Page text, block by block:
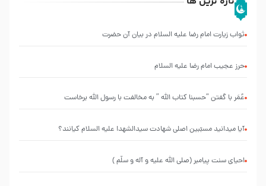
ثواب زیارت امام رضا علیه السلام در بیان آن حضرت
حرز عجیب امام رضا علیه السلام
عُمَر با گفتن “حسبنا كتاب اللّه ” به مخالفت با رسول اللّه برخاست
آیا میدانید مسبّبین اصلی شهادت سیدالشهدا علیه ‌السلام کیانند؟
احیای سنت پیامبر (صلی الله علیه و آله و سلّم )